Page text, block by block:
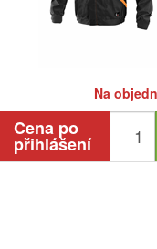
Na
Cena po
přihlášení